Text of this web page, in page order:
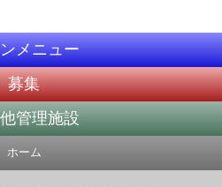
メニュー
募集
管理施設
ホーム